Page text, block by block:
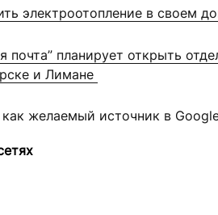
электроотопление в своем
планирует открыть
и Лимане
желаемый источник в